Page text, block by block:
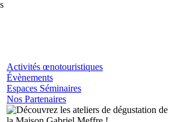
Activités œnotouristiques
Évènements
Espaces Séminaires
Nos Partenaires